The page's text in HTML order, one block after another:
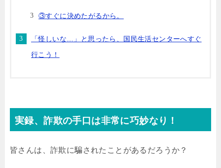
③すぐに決めたがるから。
「怪しいな…」と思ったら、国民生活センターへすぐ
行こう！
実録、詐欺の手口は非常に巧妙なり！
皆さんは、詐欺に騙されたことがあるだろうか？